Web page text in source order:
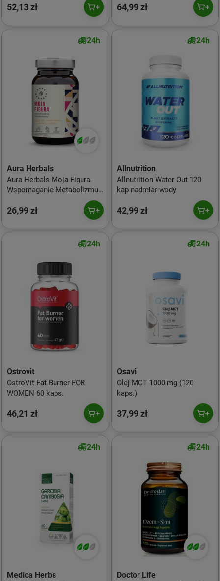
52,13 zł 64,99 zł
24h
Aura Herbals
Aura Herbals Moja Figura -
Wspomaganie Metabolizmu
26,99 zł
24h
Allnutrition
Allnutrition Water Out 120
kap nadmiar wody
42,99 zł
24h
Ostrovit
OstroVit Fat Burner FOR
WOMEN 60 kaps.
46,21 zł
24h
Osavi
Olej MCT 1000 mg (120
kaps.)
37,99 zł
24h
Medica Herbs
24h
Doctor Life